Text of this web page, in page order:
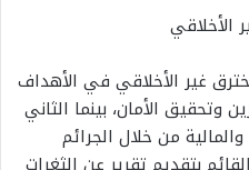
الأخلاقي
غير الأخلاقي في الأهداف
وتحقيق الأمان، بينما الثاني
من خلال الجرائم